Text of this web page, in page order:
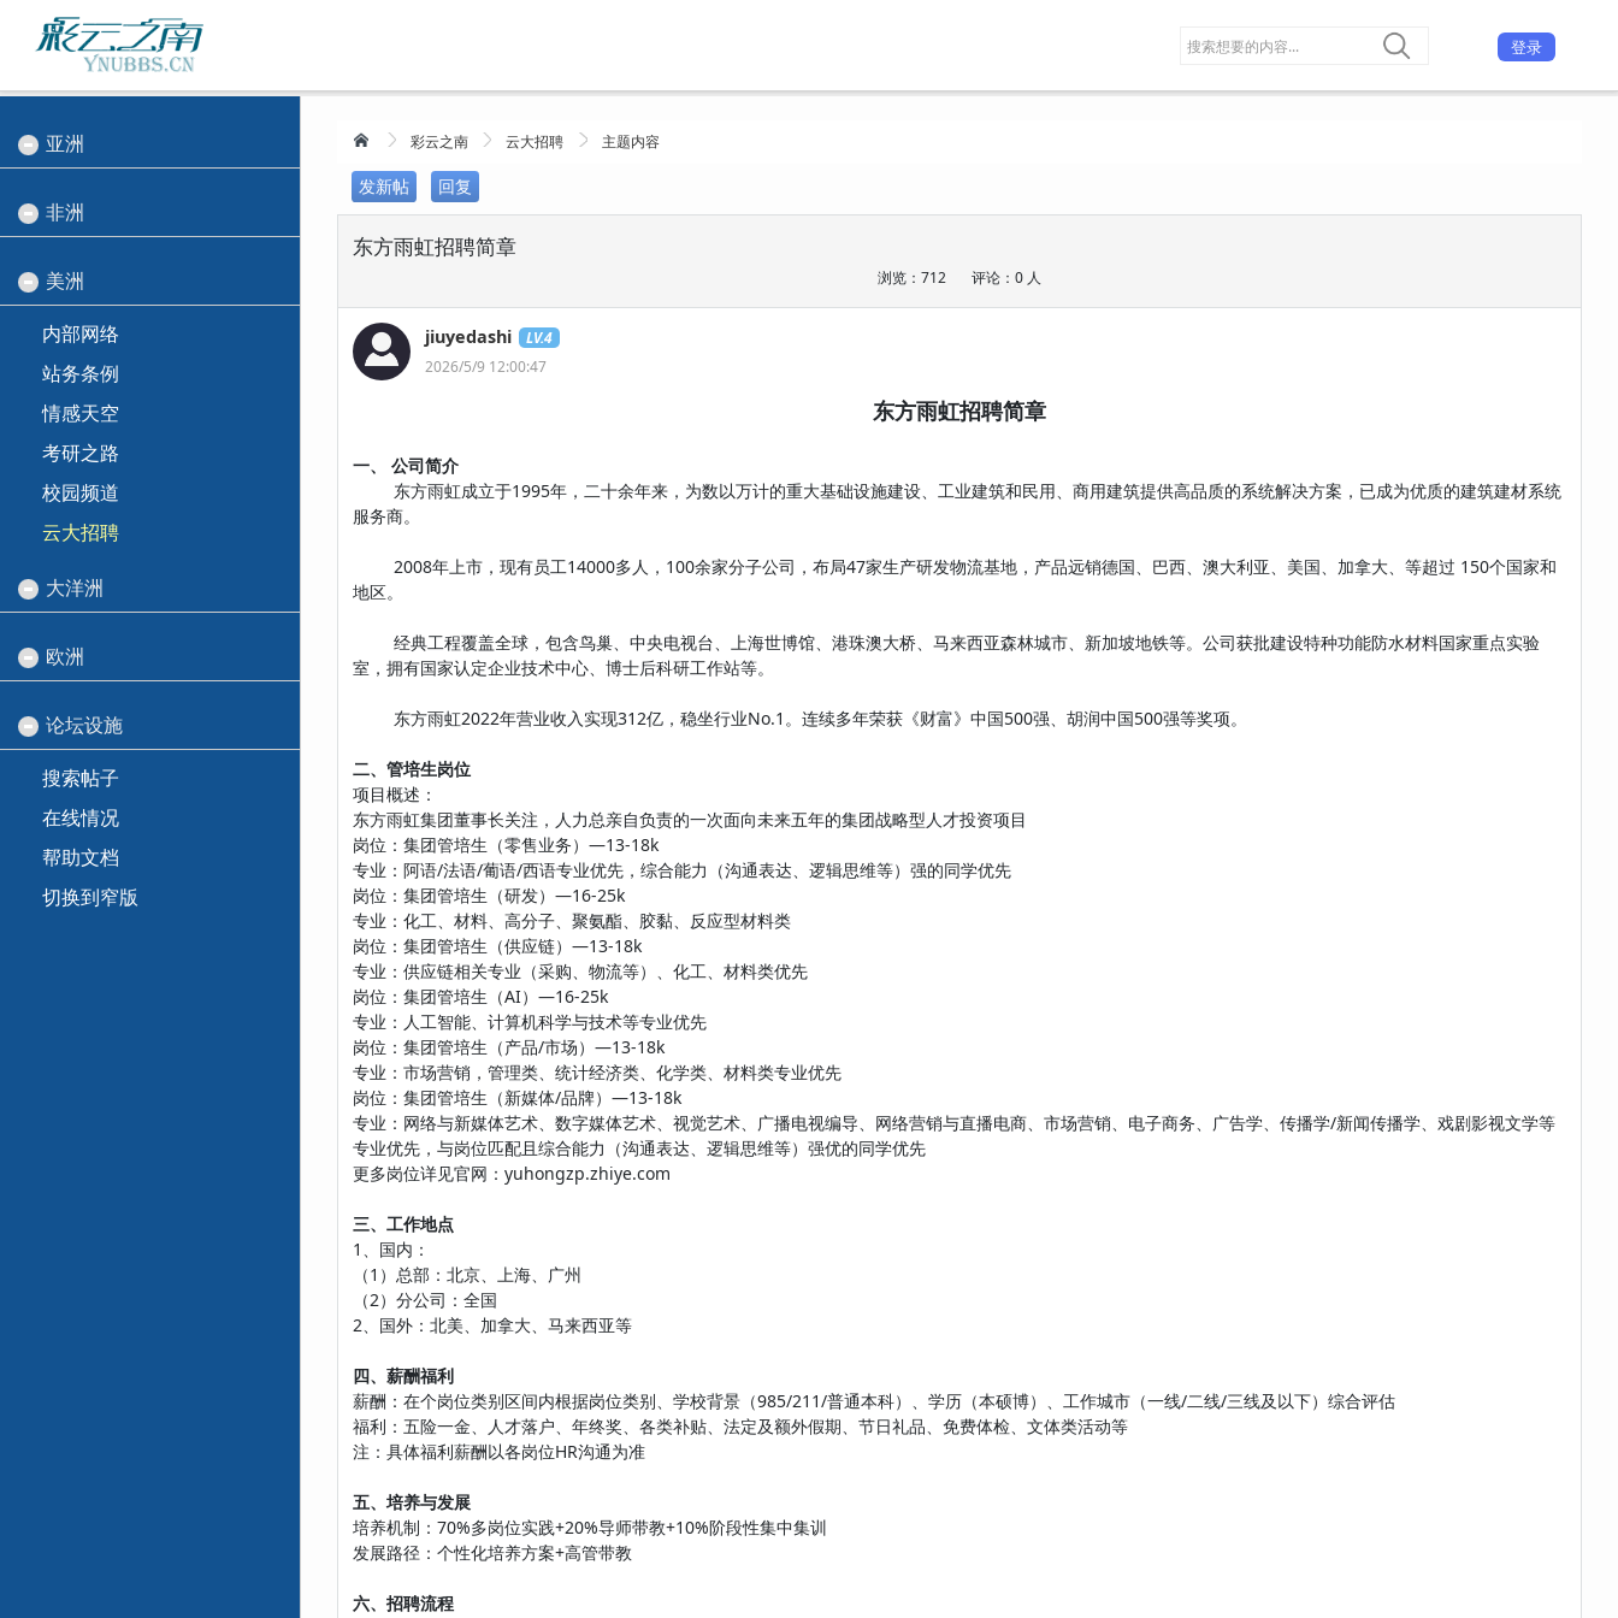
登录
亚洲
非洲
美洲
内部网络
站务条例
情感天空
考研之路
校园频道
云大招聘
大洋洲
欧洲
论坛设施
搜索帖子
在线情况
帮助文档
切换到窄版
彩云之南 云大招聘 主题内容
发新帖 回复
东方雨虹招聘简章
浏览：712 评论：0 人
jiuyedashi
LV.4
2026/5/9 12:00:47
东方雨虹招聘简章
一、 公司简介
东方雨虹成立于1995年，二十余年来，为数以万计的重大基础设施建设、工业建筑和民用、商用建筑提供高品质的系统解决方案，已成为优质的建筑建材系统
服务商。
2008年上市，现有员工14000多人，100余家分子公司，布局47家生产研发物流基地，产品远销德国、巴西、澳大利亚、美国、加拿大、等超过 150个国家和
地区。
经典工程覆盖全球，包含鸟巢、中央电视台、上海世博馆、港珠澳大桥、马来西亚森林城市、新加坡地铁等。公司获批建设特种功能防水材料国家重点实验
室，拥有国家认定企业技术中心、博士后科研工作站等。
东方雨虹2022年营业收入实现312亿，稳坐行业No.1。连续多年荣获《财富》中国500强、胡润中国500强等奖项。
二、管培生岗位
项目概述：
东方雨虹集团董事长关注，人力总亲自负责的一次面向未来五年的集团战略型人才投资项目
岗位：集团管培生（零售业务）—13-18k
专业：阿语/法语/葡语/西语专业优先，综合能力（沟通表达、逻辑思维等）强的同学优先
岗位：集团管培生（研发）—16-25k
专业：化工、材料、高分子、聚氨酯、胶黏、反应型材料类
岗位：集团管培生（供应链）—13-18k
专业：供应链相关专业（采购、物流等）、化工、材料类优先
岗位：集团管培生（AI）—16-25k
专业：人工智能、计算机科学与技术等专业优先
岗位：集团管培生（产品/市场）—13-18k
专业：市场营销，管理类、统计经济类、化学类、材料类专业优先
岗位：集团管培生（新媒体/品牌）—13-18k
专业：网络与新媒体艺术、数字媒体艺术、视觉艺术、广播电视编导、网络营销与直播电商、市场营销、电子商务、广告学、传播学/新闻传播学、戏剧影视文学等
专业优先，与岗位匹配且综合能力（沟通表达、逻辑思维等）强优的同学优先
更多岗位详见官网：yuhongzp.zhiye.com
三、工作地点
1、国内：
（1）总部：北京、上海、广州
（2）分公司：全国
2、国外：北美、加拿大、马来西亚等
四、薪酬福利
薪酬：在个岗位类别区间内根据岗位类别、学校背景（985/211/普通本科）、学历（本硕博）、工作城市（一线/二线/三线及以下）综合评估
福利：五险一金、人才落户、年终奖、各类补贴、法定及额外假期、节日礼品、免费体检、文体类活动等
注：具体福利薪酬以各岗位HR沟通为准
五、培养与发展
培养机制：70%多岗位实践+20%导师带教+10%阶段性集中集训
发展路径：个性化培养方案+高管带教
六、招聘流程